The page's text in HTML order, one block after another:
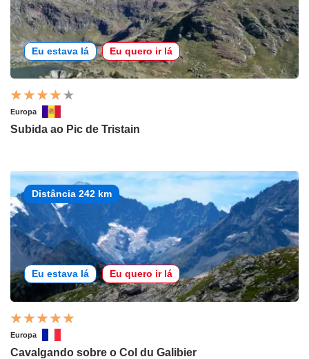
Eu estava lá Eu quero ir lá
Europa
Subida ao Pic de Tristain
Distância 242 km
Eu estava lá Eu quero ir lá
Europa
Cavalgando sobre o Col du Galibier